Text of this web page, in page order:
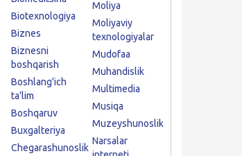
Biotexnologiya
Biznes
Biznesni
boshqarish
Boshlang'ich
ta'lim
Boshqaruv
Buxgalteriya
Chegarashunoslik
Moliya
Moliyaviy
texnologiyalar
Mudofaa
Muhandislik
Multimedia
Musiqa
Muzeyshunoslik
Narsalar